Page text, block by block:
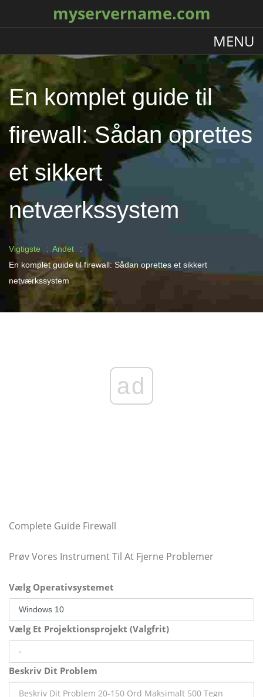
myservername.com
MENU
En komplet guide til
firewall: Sådan oprettes
et sikkert
netværkssystem
Vigtigste
Andet
En komplet guide til firewall: Sådan oprettes et sikkert
netværkssystem
ad
Complete Guide Firewall
Prøv Vores Instrument Til At Fjerne Problemer
Vælg Operativsystemet
Vælg Et Projektionsprojekt (Valgfrit)
Beskriv Dit Problem